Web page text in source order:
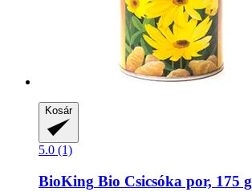
Kosár
5.0 (1)
BioKing Bio Csicsóka por, 175 g